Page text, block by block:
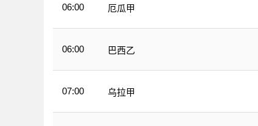
06:00 厄瓜甲
06:00 巴西乙
07:00 乌拉甲